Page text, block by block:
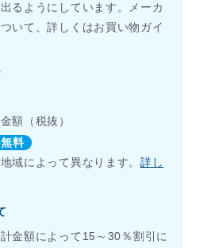
るようにしています。メーカ
いて、詳しくはお買い物ガイ
額（税抜）
料
域によって異なります。詳し
金額によって15～30％割引に